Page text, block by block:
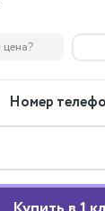
Номер